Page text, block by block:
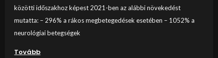
közötti időszakhoz képest 2021-ben az alábbi növekedést
mutatta: – 296% a rákos megbetegedések esetében – 1052% a
neurológiai betegségek
Tovább